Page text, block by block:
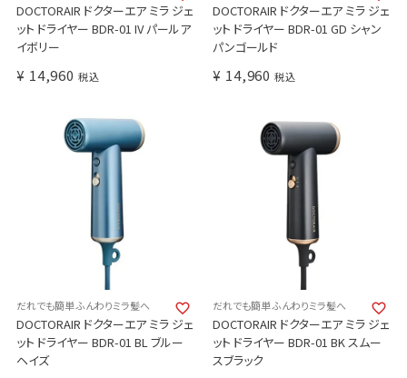
DOCTORAIR ドクターエア ミラ ジェ
ット ドライヤー BDR-01 IV パールア
イボリー
¥ 14,960 税込
DOCTORAIR ドクターエア ミラ ジェ
ット ドライヤー BDR-01 GD シャン
パンゴールド
¥ 14,960 税込
だれでも簡単 ふんわりミラ髪へ
DOCTORAIR ドクターエア ミラ ジェ
ット ドライヤー BDR-01 BL ブルー
ヘイズ
だれでも簡単 ふんわりミラ髪へ
DOCTORAIR ドクターエア ミラ ジェ
ット ドライヤー BDR-01 BK スムー
スブラック